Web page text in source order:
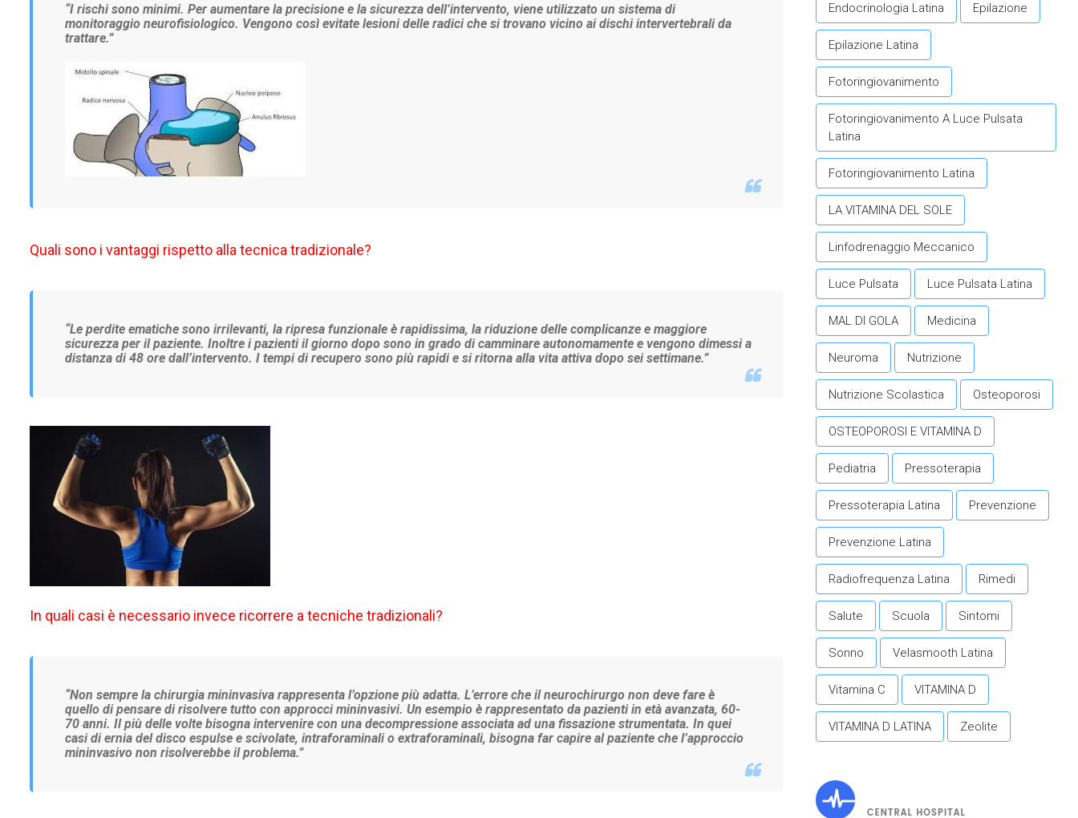
“I rischi sono minimi. Per aumentare la precisione e la sicurezza dell’intervento, viene utilizzato un sistema di
monitoraggio neurofisiologico. Vengono così evitate lesioni delle radici che si trovano vicino ai dischi intervertebrali da
trattare.”
Quali sono i vantaggi rispetto alla tecnica tradizionale?
“Le perdite ematiche sono irrilevanti, la ripresa funzionale è rapidissima, la riduzione delle complicanze e maggiore
sicurezza per il paziente. Inoltre i pazienti il giorno dopo sono in grado di camminare autonomamente e vengono dimessi a
distanza di 48 ore dall’intervento. I tempi di recupero sono più rapidi e si ritorna alla vita attiva dopo sei settimane.”
In quali casi è necessario invece ricorrere a tecniche tradizionali?
“Non sempre la chirurgia mininvasiva rappresenta l’opzione più adatta. L’errore che il neurochirurgo non deve fare è
quello di pensare di risolvere tutto con approcci mininvasivi. Un esempio è rappresentato da pazienti in età avanzata, 60-
70 anni. Il più delle volte bisogna intervenire con una decompressione associata ad una fissazione strumentata. In quei
casi di ernia del disco espulse e scivolate, intraforaminali o extraforaminali, bisogna far capire al paziente che l’approccio
mininvasivo non risolverebbe il problema.”
Endocrinologia Latina Epilazione
Epilazione Latina
Fotoringiovanimento
Fotoringiovanimento A Luce Pulsata
Latina
Fotoringiovanimento Latina
LA VITAMINA DEL SOLE
Linfodrenaggio Meccanico
Luce Pulsata Luce Pulsata Latina
MAL DI GOLA Medicina
Neuroma Nutrizione
Nutrizione Scolastica Osteoporosi
OSTEOPOROSI E VITAMINA D
Pediatria Pressoterapia
Pressoterapia Latina Prevenzione
Prevenzione Latina
Radiofrequenza Latina Rimedi
Salute Scuola Sintomi
Sonno Velasmooth Latina
Vitamina C VITAMINA D
VITAMINA D LATINA Zeolite